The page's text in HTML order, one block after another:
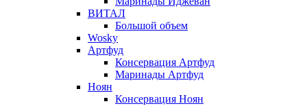
ВИТАЛ
Большой объем
Wosky
Артфуд
Консервация Артфуд
Маринады Артфуд
Ноян
Консервация Ноян